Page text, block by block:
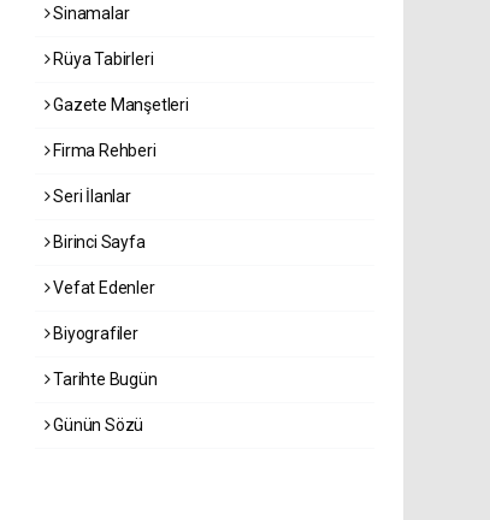
Sinamalar
Rüya Tabirleri
Gazete Manşetleri
Firma Rehberi
Seri İlanlar
Birinci Sayfa
Vefat Edenler
Biyografiler
Tarihte Bugün
Günün Sözü